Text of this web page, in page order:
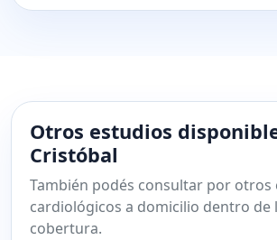
Otros estudios
Cristóbal
También podés consultar por otros
cardiológicos a domicilio dentro de
cobertura.